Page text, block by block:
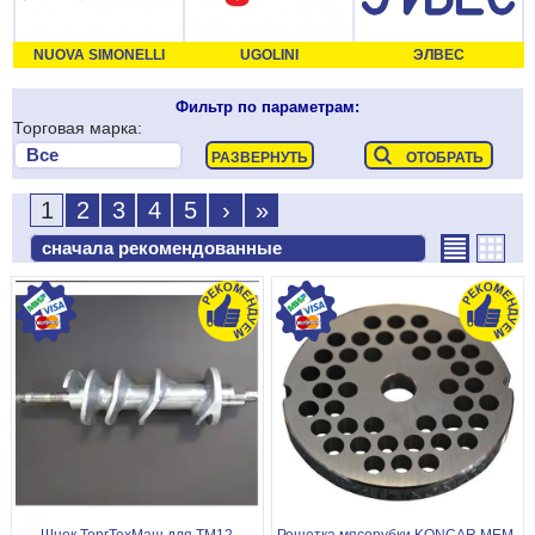
NUOVA SIMONELLI UGOLINI ЭЛВЕС
Фильтр по параметрам:
Торговая марка:
1 2 3 4 5 › »